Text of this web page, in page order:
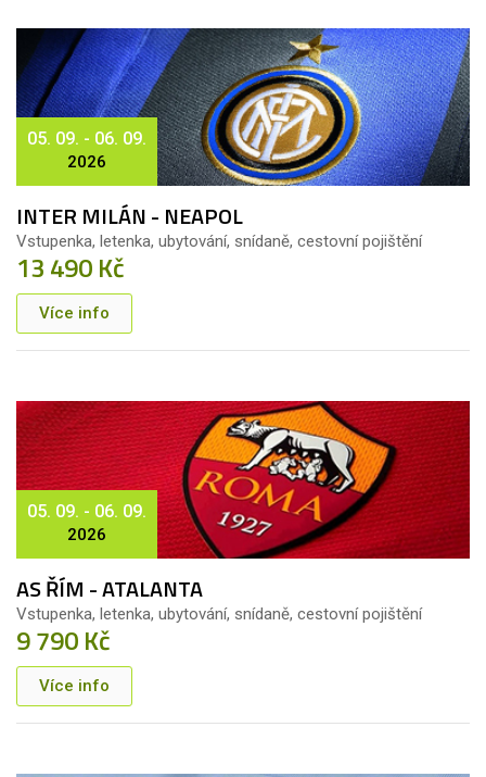
05. 09. - 06. 09.
2026
INTER MILÁN - NEAPOL
Vstupenka, letenka, ubytování, snídaně, cestovní pojištění
13 490 Kč
Více info
05. 09. - 06. 09.
2026
AS ŘÍM - ATALANTA
Vstupenka, letenka, ubytování, snídaně, cestovní pojištění
9 790 Kč
Více info